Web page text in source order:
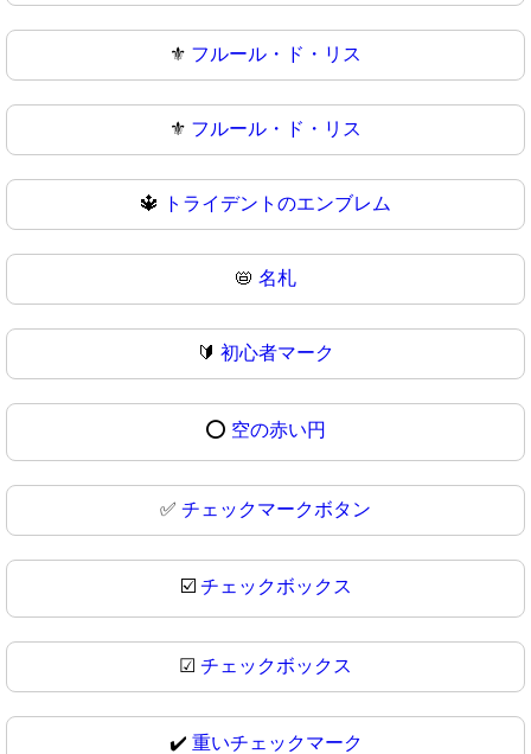
⚜️ フルール・ド・リス
⚜ フルール・ド・リス
🔱 トライデントのエンブレム
📛 名札
🔰 初心者マーク
⭕ 空の赤い円
✅ チェックマークボタン
☑️ チェックボックス
☑ チェックボックス
✔️ 重いチェックマーク